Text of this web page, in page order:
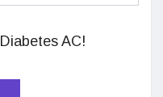
AC!